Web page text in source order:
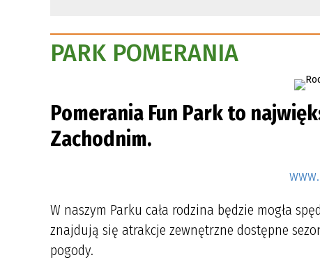
PARK POMERANIA
Pomerania Fun Park to
Zachodnim.
W naszym Parku cała rodzina będzie mogła
znajdują się atrakcje zewnętrzne dostępne
pogody.